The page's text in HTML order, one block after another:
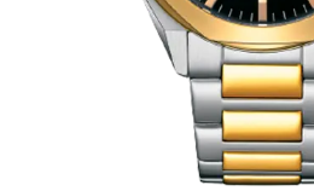
Каталог
Мужские часы
Женские часы
Скидки